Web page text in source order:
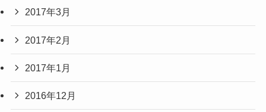
2017年3月
2017年2月
2017年1月
2016年12月